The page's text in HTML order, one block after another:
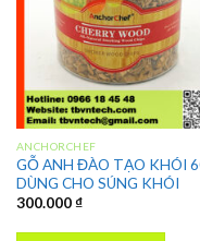
ANCHORCHEF
GỖ ANH ĐÀO TẠO KHÓI
DÙNG CHO SÚNG KHÓI
300.000₫